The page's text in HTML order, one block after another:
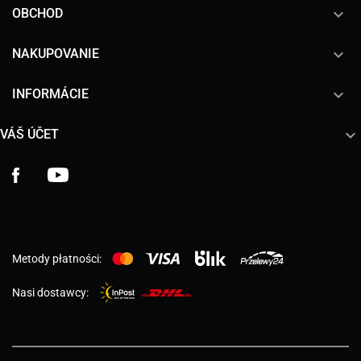
OBCHOD 
NAKUPOVANIE 
INFORMÁCIE 
VÁŠ ÚČET 
Facebook
Metody płatności:
Nasi dostawcy: